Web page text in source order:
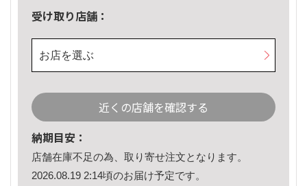
受け取り店舗：
お店を選ぶ
近くの店舗を確認する
納期目安：
店舗在庫不足の為、取り寄せ注文となります。
2026.08.19 2:14頃のお届け予定です。